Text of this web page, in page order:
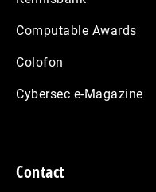
Computable Awards
Colofon
Cybersec e-Magazine
Contact